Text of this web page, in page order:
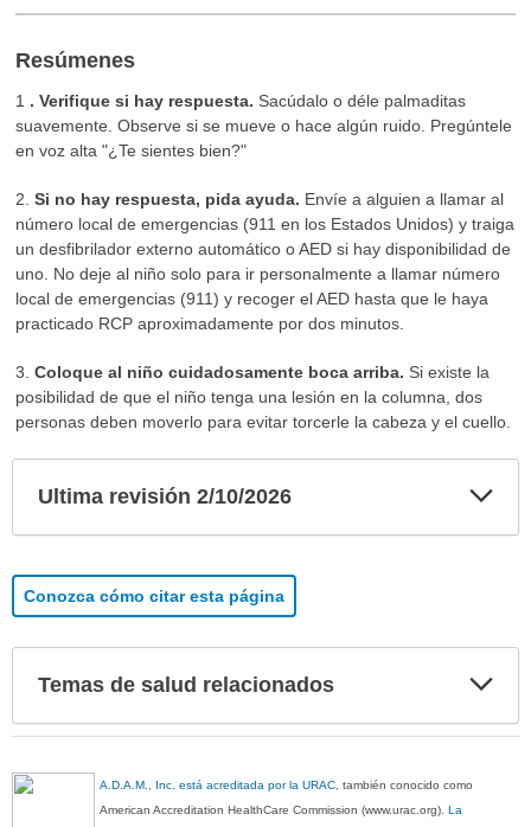
Resúmenes
1 . Verifique si hay respuesta. Sacúdalo o déle palmaditas
suavemente. Observe si se mueve o hace algún ruido. Pregúntele
en voz alta "¿Te sientes bien?"
2. Si no hay respuesta, pida ayuda. Envíe a alguien a llamar al
número local de emergencias (911 en los Estados Unidos) y traiga
un desfibrilador externo automático o AED si hay disponibilidad de
uno. No deje al niño solo para ir personalmente a llamar número
local de emergencias (911) y recoger el AED hasta que le haya
practicado RCP aproximadamente por dos minutos.
3. Coloque al niño cuidadosamente boca arriba. Si existe la
posibilidad de que el niño tenga una lesión en la columna, dos
personas deben moverlo para evitar torcerle la cabeza y el cuello.
Ultima revisión 2/10/2026
Conozca cómo citar esta página
Temas de salud relacionados
A.D.A.M., Inc. está acreditada por la URAC , también conocido como
American Accreditation HealthCare Commission (www.urac.org).La